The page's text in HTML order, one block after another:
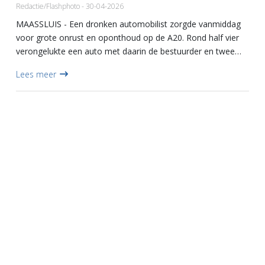
Redactie/Flashphoto - 30-04-2026
MAASSLUIS - Een dronken automobilist zorgde vanmiddag
voor grote onrust en oponthoud op de A20. Rond half vier
verongelukte een auto met daarin de bestuurder en twee
voor d...
Lees meer